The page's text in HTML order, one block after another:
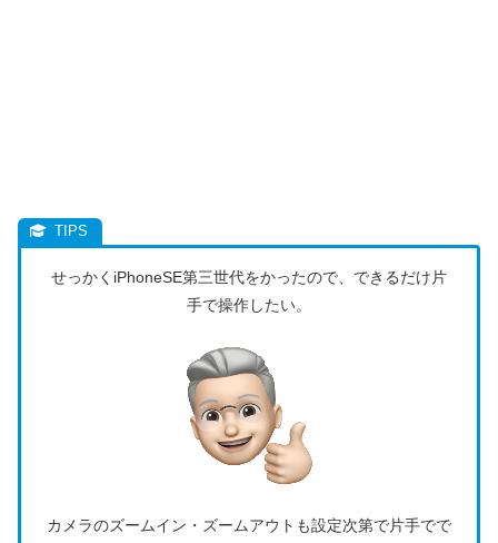
せっかくiPhoneSE第三世代をかったので、できるだけ片
手で操作したい。
カメラのズームイン・ズームアウトも設定次第で片手でで